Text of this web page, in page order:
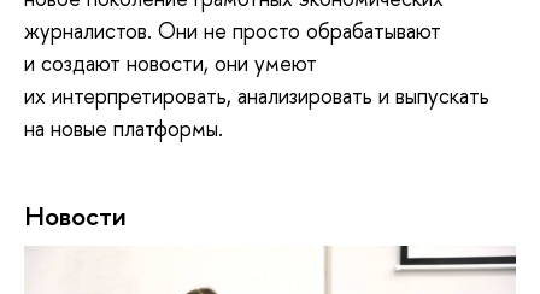
журналистов. Они не просто обрабатывают
и создают новости, они умеют
их интерпретировать, анализировать и выпускать
на новые платформы.
Новости